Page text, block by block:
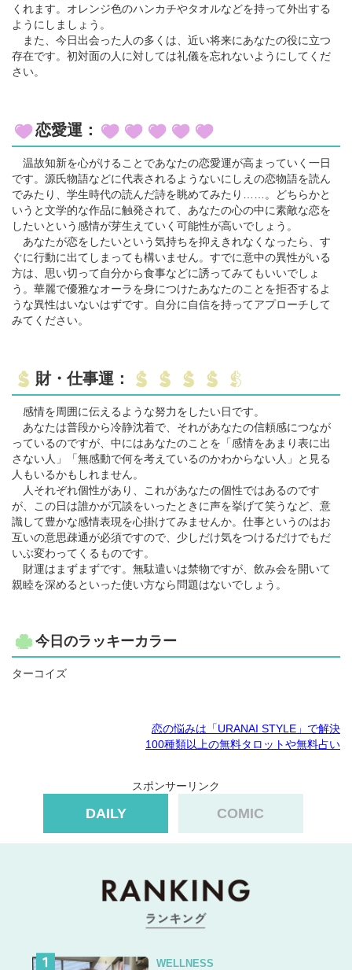
くれます。オレンジ色のハンカチやタオルなどを持って外出する
ようにしましょう。
また、今日出会った人の多くは、近い将来にあなたの役に立つ
存在です。初対面の人に対しては礼儀を忘れないようにしてくだ
さい。
恋愛運：
温故知新を心がけることであなたの恋愛運が高まっていく一日
です。源氏物語などに代表されるようないにしえの恋物語を読ん
でみたり、学生時代の読んだ詩を眺めてみたり……。どちらかと
いうと文学的な作品に触発されて、あなたの心の中に素敵な恋を
したいという感情が芽生えていく可能性が高いでしょう。
あなたが恋をしたいという気持ちを抑えきれなくなったら、す
ぐに行動に出てしまっても構いません。すでに意中の異性がいる
方は、思い切って自分から食事などに誘ってみてもいいでしょ
う。華麗で優雅なオーラを身につけたあなたのことを拒否するよ
うな異性はいないはずです。自分に自信を持ってアプローチして
みてください。
財・仕事運：
感情を周囲に伝えるような努力をしたい日です。
あなたは普段から冷静沈着で、それがあなたの信頼感につなが
っているのですが、中にはあなたのことを「感情をあまり表に出
さない人」「無感動で何を考えているのかわからない人」と見る
人もいるかもしれません。
人それぞれ個性があり、これがあなたの個性ではあるのです
が、この日は誰かが冗談をいったときに声を挙げて笑うなど、意
識して豊かな感情表現を心掛けてみませんか。仕事というのはお
互いの意思疎通が必須ですので、少しだけ気をつけるだけでもだ
いぶ変わってくるものです。
財運はまずまずです。無駄遣いは禁物ですが、飲み会を開いて
親睦を深めるといった使い方なら問題はないでしょう。
今日のラッキーカラー
ターコイズ
恋の悩みは「URANAI STYLE」で解決
100種類以上の無料タロットや無料占い
スポンサーリンク
DAILY COMIC
WELLNESS